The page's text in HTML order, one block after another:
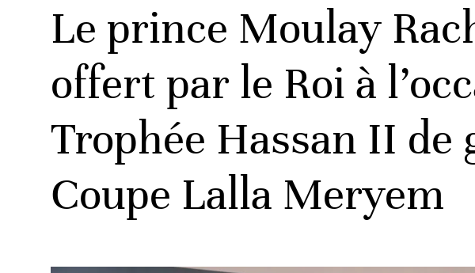
Le prince Moulay
offert par le Roi à
Trophée Hassan II de
Coupe Lalla Meryem